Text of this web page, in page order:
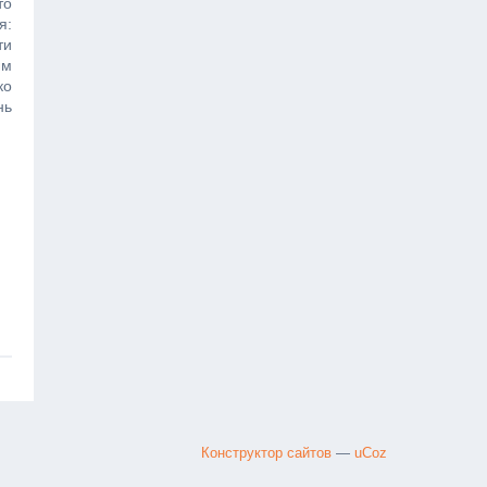
Конструктор сайтов — uCoz